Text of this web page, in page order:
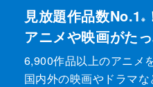
見放題作品数No.1 ※
アニメや映画がたっ
6,900作品以上のアニメ
国内外の映画やドラマな